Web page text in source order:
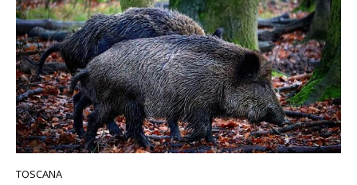
TOSCANA